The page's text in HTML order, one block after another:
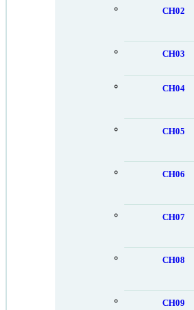
CH02
CH03
CH04
CH05
CH06
CH07
CH08
CH09